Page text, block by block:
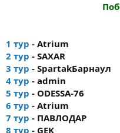
1 тур - Atrium
2 тур - SAXAR
3 тур - SpartakБарнаул
4 тур - admin
5 тур - ODESSA-76
6 тур - Atrium
7 тур - ПАВЛОДАР
8 тур - GEK